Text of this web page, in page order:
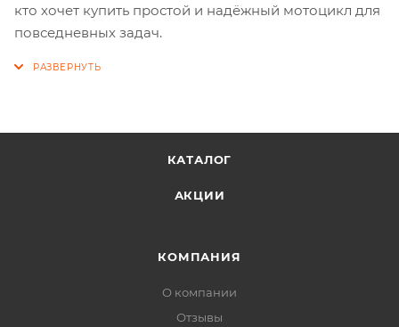
кто хочет купить простой и надёжный мотоцикл для
повседневных задач.
КАТАЛОГ
АКЦИИ
КОМПАНИЯ
О компании
Отзывы